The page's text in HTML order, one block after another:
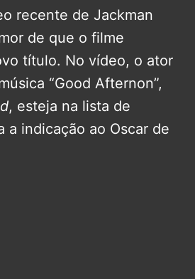
recente de Jackman
de que o filme
título. No vídeo, o ator
“Good Afternon”,
, esteja na lista de
a indicação ao Oscar de